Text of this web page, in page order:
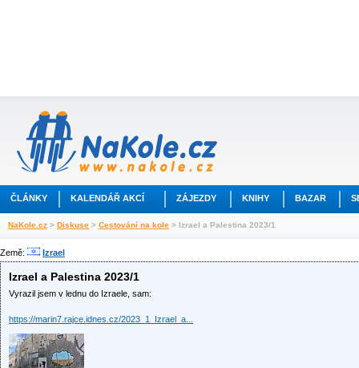
ČLÁNKY KALENDÁŘ AKCÍ ZÁJEZDY KNIHY BAZAR
NaKole.cz > Diskuse > Cestování na kole > Izrael a Palestina 2023/1
Země: Izrael
Izrael a Palestina 2023/1
Vyrazil jsem v lednu do Izraele, sam:
https://marin7.rajce.idnes.cz/2023_1_Izrael_a...